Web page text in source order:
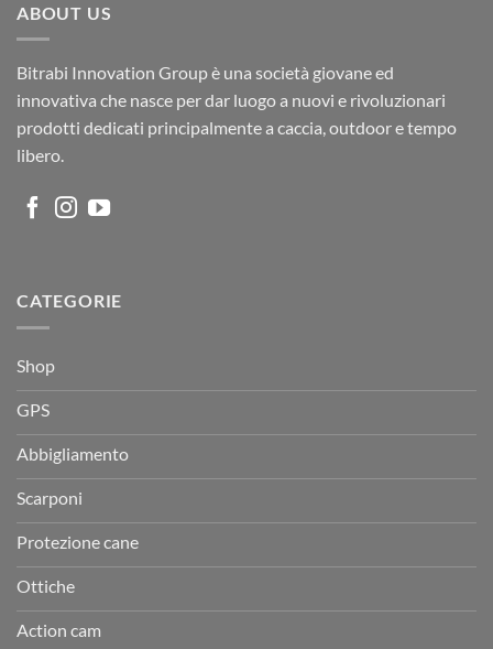
ABOUT US
Bitrabi Innovation Group è una società giovane ed
innovativa che nasce per dar luogo a nuovi e rivoluzionari
prodotti dedicati principalmente a caccia, outdoor e tempo
libero.
CATEGORIE
Shop
GPS
Abbigliamento
Scarponi
Protezione cane
Ottiche
Action cam